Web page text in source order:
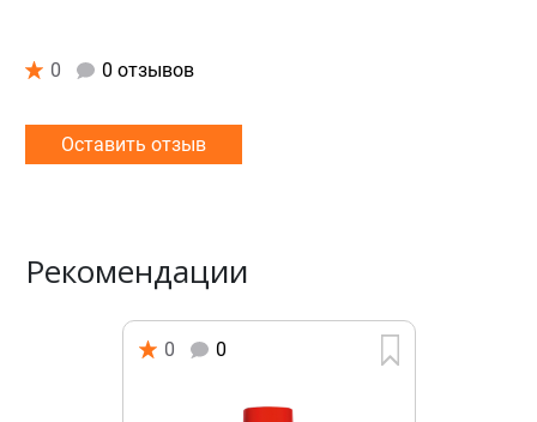
0 0 отзывов
Оставить отзыв
Рекомендации
0 0